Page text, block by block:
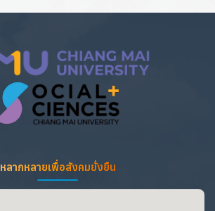
หลากหลายเพื่อสังคมยั่งยืน